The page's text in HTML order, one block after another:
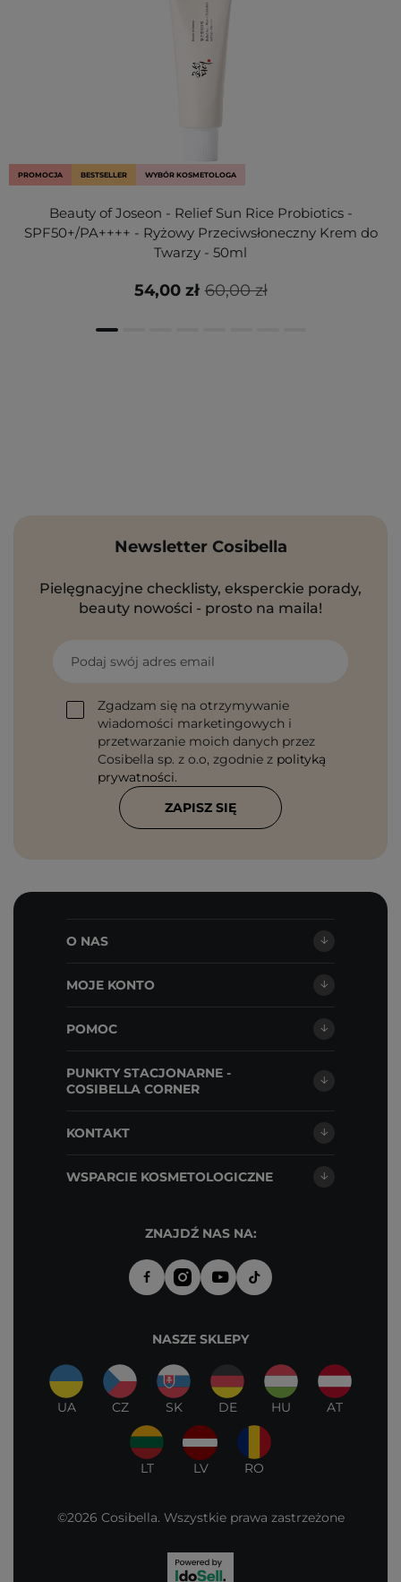
PROMOCJA BESTSELLER WYBÓR KOSMETOLOGA
Beauty of Joseon - Relief Sun Rice Probiotics -
SPF50+/PA++++ - Ryżowy Przeciwsłoneczny Krem do
Twarzy - 50ml
60,00 zł
54,00 zł
Newsletter Cosibella
Pielęgnacyjne checklisty, eksperckie porady,
beauty nowości - prosto na maila!
Podaj swój adres email
Zgadzam się na otrzymywanie
wiadomości marketingowych i
przetwarzanie moich danych przez
Cosibella sp. z o.o, zgodnie z polityką
prywatności.
ZAPISZ SIĘ
O NAS
MOJE KONTO
POMOC
PUNKTY STACJONARNE -
COSIBELLA CORNER
KONTAKT
WSPARCIE KOSMETOLOGICZNE
ZNAJDŹ NAS NA:
NASZE SKLEPY
UA CZ SK DE HU AT
LT LV RO
©2026 Cosibella. Wszystkie prawa zastrzeżone